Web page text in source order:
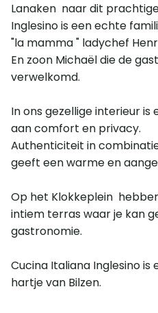
Lanaken naar dit
Inglesino is een echte
"la mamma " ladychef
En zoon Michaël die de
verwelkomd.
In ons gezellige interieur
aan comfort en privacy.
Authenticiteit in
geeft een warme en
Op het Klokkeplein
intiem terras waar je kan
gastronomie.
Cucina Italiana Inglesino is
hartje van Bilzen.